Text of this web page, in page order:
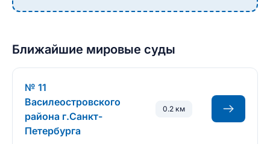
Ближайшие мировые суды
№ 11
Василеостровского
района г.Санкт-
Петербурга
0.2 км